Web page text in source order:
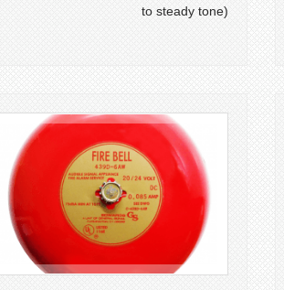
to steady tone)